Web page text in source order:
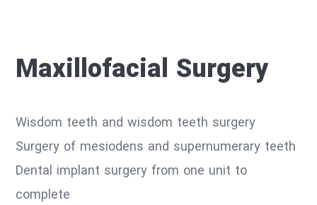
Maxillofacial Surgery
Wisdom teeth and wisdom teeth surgery
Surgery of mesiodens and supernumerary teeth
Dental implant surgery from one unit to
complete